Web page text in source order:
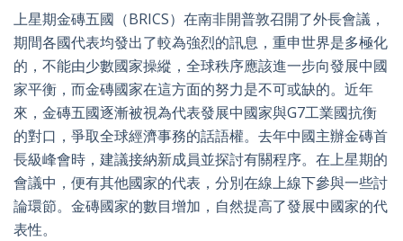
上星期金磚五國（BRICS）在南非開普敦召開了外長會議，
期間各國代表均發出了較為強烈的訊息，重申世界是多極化
的，不能由少數國家操縱，全球秩序應該進一步向發展中國
家平衡，而金磚國家在這方面的努力是不可或缺的。近年
來，金磚五國逐漸被視為代表發展中國家與G7工業國抗衡
的對口，爭取全球經濟事務的話語權。去年中國主辦金磚首
長級峰會時，建議接納新成員並探討有關程序。在上星期的
會議中，便有其他國家的代表，分別在線上線下參與一些討
論環節。金磚國家的數目增加，自然提高了發展中國家的代
表性。